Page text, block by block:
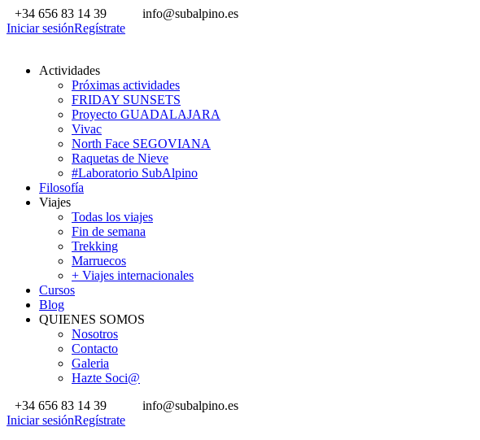
+34 656 83 14 39
info@subalpino.es
Iniciar sesiónRegístrate
Actividades
Próximas actividades
FRIDAY SUNSETS
Proyecto GUADALAJARA
Vivac
North Face SEGOVIANA
Raquetas de Nieve
#Laboratorio SubAlpino
Filosofía
Viajes
Todas los viajes
Fin de semana
Trekking
Marruecos
+ Viajes internacionales
Cursos
Blog
QUIENES SOMOS
Nosotros
Contacto
Galeria
Hazte Soci@
+34 656 83 14 39
info@subalpino.es
Iniciar sesiónRegístrate